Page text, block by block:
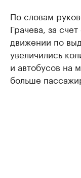
По словам
Грачева, за
движении по
увеличились
и автобусов на
больше